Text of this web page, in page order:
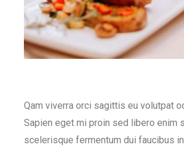
Qam viverra orci sagittis eu volutpat
Sapien eget mi proin sed libero enim
scelerisque fermentum dui faucibus